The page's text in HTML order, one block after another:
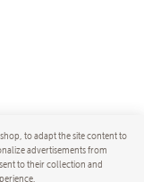
to adapt the site content to
advertisements from
to their collection and